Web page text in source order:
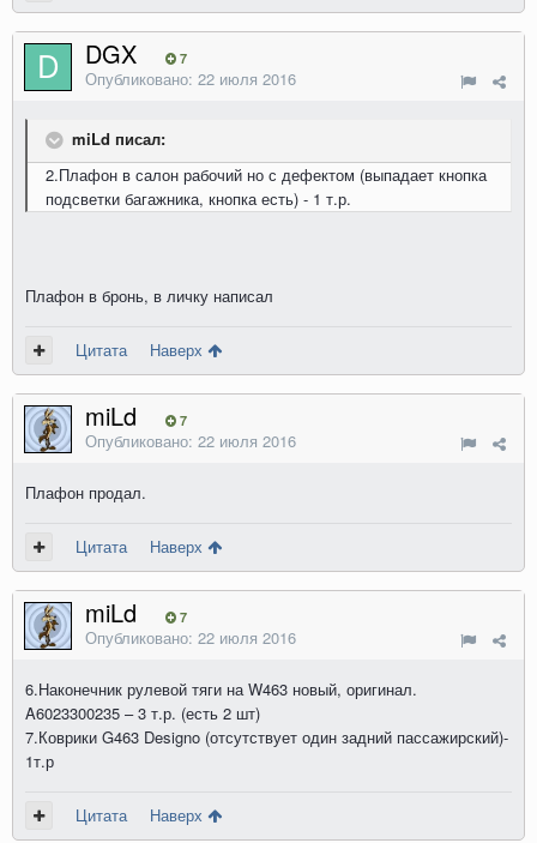
DGX 7
Опубликовано: 22 июля 2016
miLd писал:
2.Плафон в салон рабочий но с дефектом (выпадает кнопка
подсветки багажника, кнопка есть) - 1 т.р.
Плафон в бронь, в личку написал
Цитата Наверх
miLd 7
Опубликовано: 22 июля 2016
Плафон продал.
Цитата Наверх
miLd 7
Опубликовано: 22 июля 2016
6.Наконечник рулевой тяги на W463 новый, оригинал.
A6023300235 – 3 т.р. (есть 2 шт)
7.Коврики G463 Designo (отсутствует один задний пассажирский)-
1т.р
Цитата Наверх